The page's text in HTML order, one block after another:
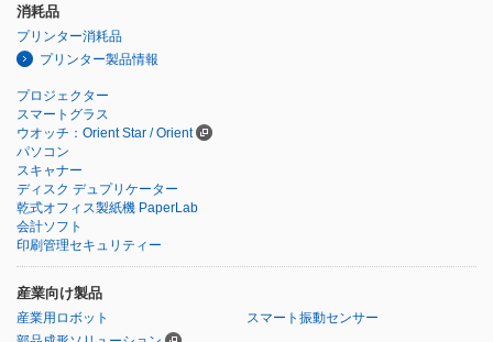
消耗品
プリンター消耗品
プリンター製品情報
プロジェクター
スマートグラス
ウオッチ：Orient Star / Orient
パソコン
スキャナー
ディスク デュプリケーター
乾式オフィス製紙機 PaperLab
会計ソフト
印刷管理セキュリティー
産業向け製品
産業用ロボット
スマート振動センサー